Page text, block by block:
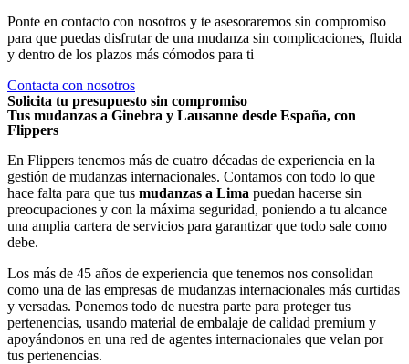
Ponte en contacto con nosotros y te asesoraremos sin compromiso
para que puedas disfrutar de una mudanza sin complicaciones, fluida
y dentro de los plazos más cómodos para ti
Contacta con nosotros
Solicita tu presupuesto sin compromiso
Tus mudanzas a Ginebra y Lausanne desde España, con
Flippers
En Flippers tenemos más de cuatro décadas de experiencia en la
gestión de mudanzas internacionales. Contamos con todo lo que
hace falta para que tus mudanzas a Lima puedan hacerse sin
preocupaciones y con la máxima seguridad, poniendo a tu alcance
una amplia cartera de servicios para garantizar que todo sale como
debe.
Los más de 45 años de experiencia que tenemos nos consolidan
como una de las empresas de mudanzas internacionales más curtidas
y versadas. Ponemos todo de nuestra parte para proteger tus
pertenencias, usando material de embalaje de calidad premium y
apoyándonos en una red de agentes internacionales que velan por
tus pertenencias.